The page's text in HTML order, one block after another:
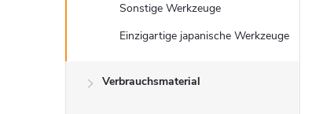
Sonstige Werkzeuge
Einzigartige japanische Werkzeuge
Verbrauchsmaterial